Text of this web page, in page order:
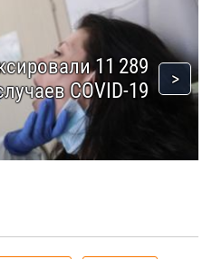
11 289
COVID-19